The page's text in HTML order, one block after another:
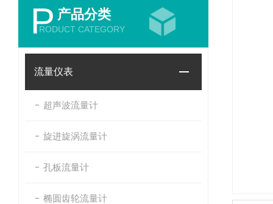
P 产品分类
RODUCT CATEGORY
流量仪表
超声波流量计
旋进旋涡流量计
孔板流量计
椭圆齿轮流量计